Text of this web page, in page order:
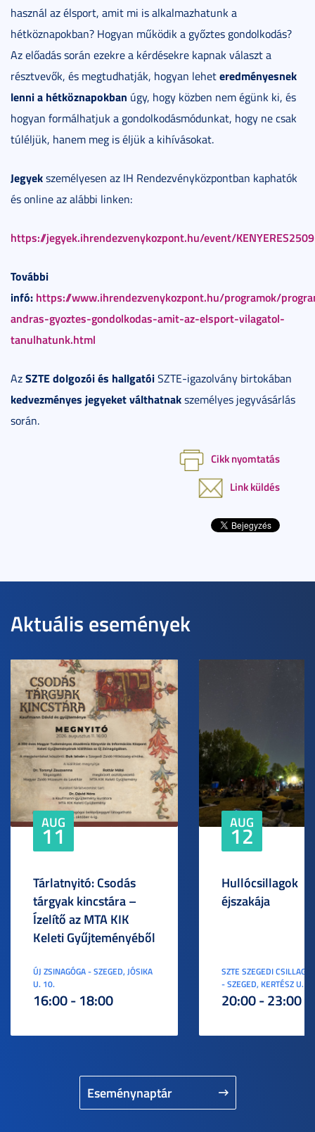
használ az élsport, amit mi is alkalmazhatunk a
hétköznapokban? Hogyan működik a győztes gondolkodás?
Az előadás során ezekre a kérdésekre kapnak választ a
résztvevők, és megtudhatják, hogyan leheteredményesnek
lenni a hétköznapokban úgy, hogy közben nem égünk ki, és
hogyan formálhatjuk a gondolkodásmódunkat, hogy ne csak
túléljük, hanem meg is éljük a kihívásokat.
Jegyekszemélyesen az IH Rendezvényközpontban kaphatók
és online az alábbi linken:
https://jegyek.ihrendezvenykozpont.hu/event/
További
infó: https://www.ihrendezvenykozpont.hu/programok/
andras-gyoztes-gondolkodas-amit-az-elsport-vilagatol-
tanulhatunk.html
AzSZTE dolgozói és hallgatóiSZTE-igazolvány birtokában
kedvezményes jegyeket válthatnakszemélyes jegyvásárlás
során.
Cikk nyomtatás
Link küldés
Aktuális események
Eseménynaptár
AUG
11
Tárlatnyitó: Csodás
tárgyak kincstára –
Ízelítő az MTA KIK
Keleti Gyűjteményéből
ÚJ ZSINAGÓGA - SZEGED, JÓSIKA
U. 10.
16:00 - 18:00
AUG
12
Hullócsillagok
éjszakája
SZTE SZEGEDI
- SZEGED, KERTÉSZ U. 3.
20:00 - 23:00